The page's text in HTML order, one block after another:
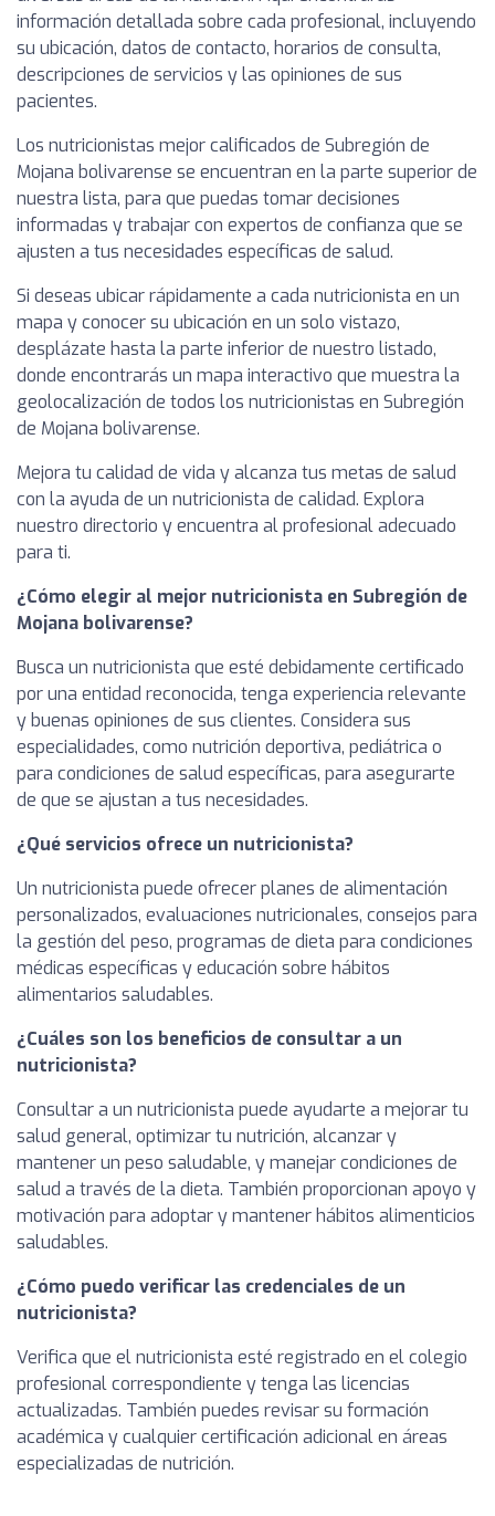
información detallada sobre cada profesional, incluyendo
su ubicación, datos de contacto, horarios de consulta,
descripciones de servicios y las opiniones de sus
pacientes.
Los nutricionistas mejor calificados de Subregión de
Mojana bolivarense se encuentran en la parte superior de
nuestra lista, para que puedas tomar decisiones
informadas y trabajar con expertos de confianza que se
ajusten a tus necesidades específicas de salud.
Si deseas ubicar rápidamente a cada nutricionista en un
mapa y conocer su ubicación en un solo vistazo,
desplázate hasta la parte inferior de nuestro listado,
donde encontrarás un mapa interactivo que muestra la
geolocalización de todos los nutricionistas en Subregión
de Mojana bolivarense.
Mejora tu calidad de vida y alcanza tus metas de salud
con la ayuda de un nutricionista de calidad. Explora
nuestro directorio y encuentra al profesional adecuado
para ti.
¿Cómo elegir al mejor nutricionista en Subregión de
Mojana bolivarense?
Busca un nutricionista que esté debidamente certificado
por una entidad reconocida, tenga experiencia relevante
y buenas opiniones de sus clientes. Considera sus
especialidades, como nutrición deportiva, pediátrica o
para condiciones de salud específicas, para asegurarte
de que se ajustan a tus necesidades.
¿Qué servicios ofrece un nutricionista?
Un nutricionista puede ofrecer planes de alimentación
personalizados, evaluaciones nutricionales, consejos para
la gestión del peso, programas de dieta para condiciones
médicas específicas y educación sobre hábitos
alimentarios saludables.
¿Cuáles son los beneficios de consultar a un
nutricionista?
Consultar a un nutricionista puede ayudarte a mejorar tu
salud general, optimizar tu nutrición, alcanzar y
mantener un peso saludable, y manejar condiciones de
salud a través de la dieta. También proporcionan apoyo y
motivación para adoptar y mantener hábitos alimenticios
saludables.
¿Cómo puedo verificar las credenciales de un
nutricionista?
Verifica que el nutricionista esté registrado en el colegio
profesional correspondiente y tenga las licencias
actualizadas. También puedes revisar su formación
académica y cualquier certificación adicional en áreas
especializadas de nutrición.